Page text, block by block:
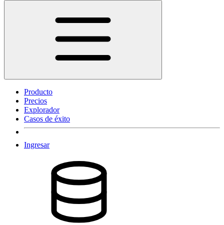
Producto
Precios
Explorador
Casos de éxito
Ingresar